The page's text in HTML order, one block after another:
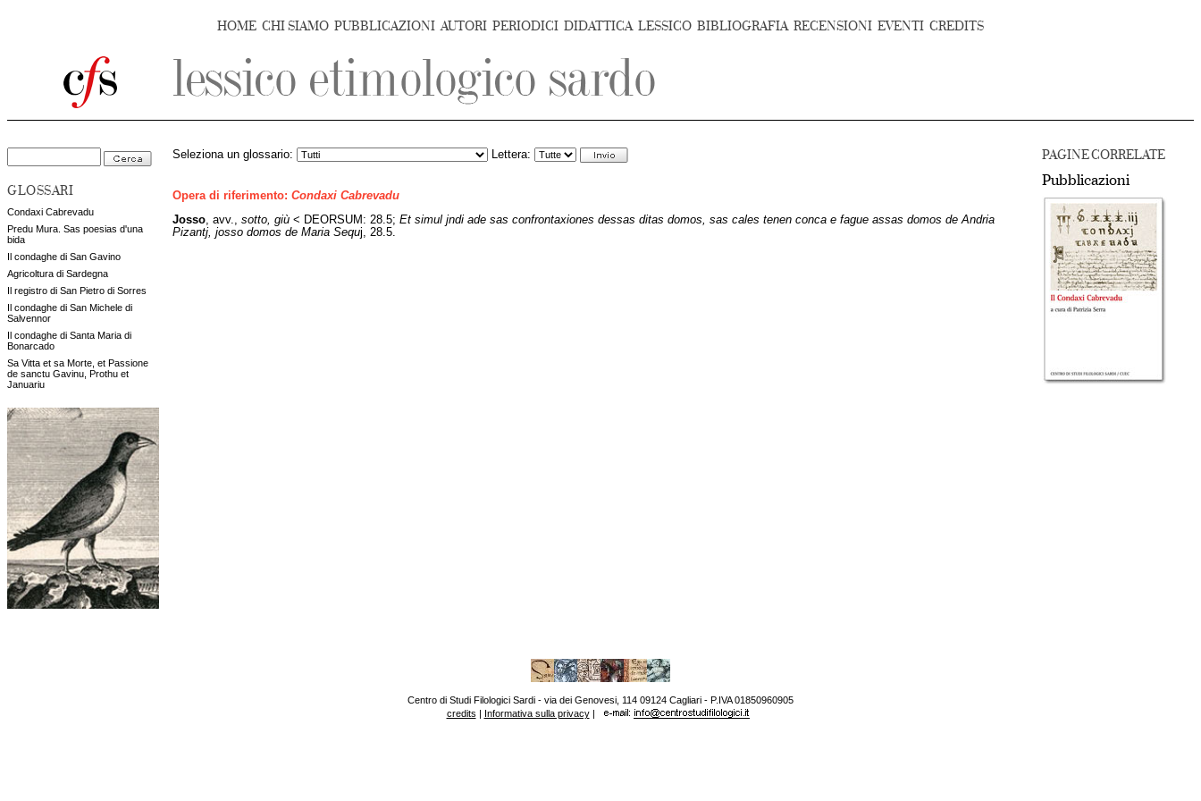
HOME CHI SIAMO PUBBLICAZIONI AUTORI PERIODICI DIDATTICA LESSICO BIBLIOGRAFIA RECENSIONI EVENTI CREDITS
GLOSSARI
Condaxi Cabrevadu
Predu Mura. Sas poesias d'una
bida
Il condaghe di San Gavino
Agricoltura di Sardegna
Il registro di San Pietro di Sorres
Il condaghe di San Michele di
Salvennor
Il condaghe di Santa Maria di
Bonarcado
Sa Vitta et sa Morte, et Passione
de sanctu Gavinu, Prothu et
Januariu
PAGINE CORRELATE
Pubblicazioni
Seleziona un glossario: Lettera:
Opera di riferimento: Condaxi Cabrevadu
Josso avv., sotto, giù < DEORSUM: 28.5; Et simul jndi ade sas confrontaxiones dessas ditas domos, sas cales tenen conca e fague assas domos de Andria
Pizantj, josso domos de Maria Sequj, 28.5.
Centro di Studi Filologici Sardi - via dei Genovesi, 114 09124 Cagliari - P.IVA 01850960905
credits | Informativa sulla privacy|